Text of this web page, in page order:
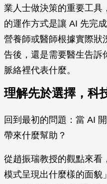
業人士做決策的重要工具
的運作方式是讓 AI 先完
營養師或醫師根據實際狀
告後，還是需要醫生告訴
脈絡裡代表什麼。
理解先於選擇，科
回到最初的問題：當 AI
帶來什麼幫助？
從趙振瑞教授的觀點來看
模式呈現出什麼樣的面貌